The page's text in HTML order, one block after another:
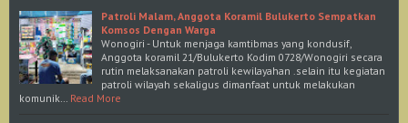
Patroli Malam, Anggota Koramil Bulukerto Sempatkan
Komsos Dengan Warga
Wonogiri - Untuk menjaga kamtibmas yang kondusif,
Anggota koramil 21/Bulukerto Kodim 0728/Wonogiri secara
rutin melaksanakan patroli kewilayahan .selain itu kegiatan
patroli wilayah sekaligus dimanfaat untuk melakukan
komunik… Read More